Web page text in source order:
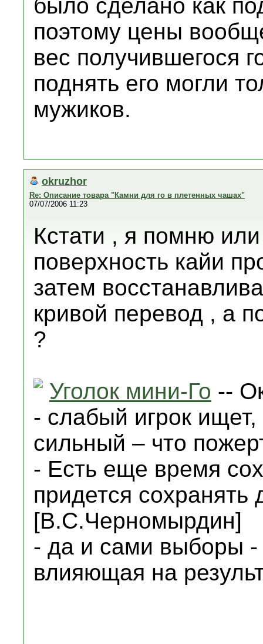
было сделано как
поэтому цены
вес получившегося
поднять его могли
мужиков.
okruzhor
Re: Описание товара "Камни для го в плетенных чашах"
07/07/2006 11:23
Кстати , я помню
поверхность кайи
затем
кривой перевод , а
?
Уголок мини-Го --
- слабый игрок
сильный – что
- Есть еще время
придется сохранять
[В.С.Черномырдин]
- да и сами выборы -
влияющая на